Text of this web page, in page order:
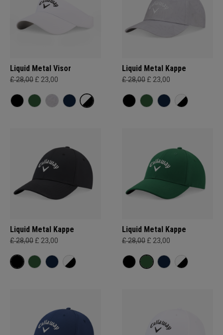
Liquid Metal Visor
£ 28,00 £ 23,00
Liquid Metal Kappe
£ 28,00 £ 23,00
Liquid Metal Kappe
£ 28,00 £ 23,00
Liquid Metal Kappe
£ 28,00 £ 23,00